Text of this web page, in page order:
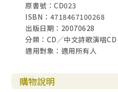
原書號：CD023
ISBN：4718467100268
出版日期：20070628
分類：CD／中文詩歌演唱CD
適用對象：適用所有人
購物說明